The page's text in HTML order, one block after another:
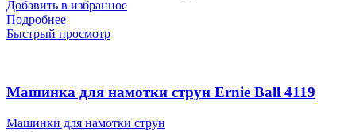
Добавить в избранное
Подробнее
Быстрый просмотр
Машинка для намотки струн Ernie Ball 4119
Машинки для намотки струн